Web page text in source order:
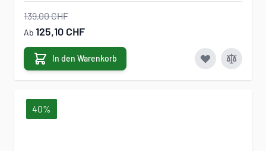
139,00 CHF
Ab 125,10 CHF
In den Warenkorb
40%